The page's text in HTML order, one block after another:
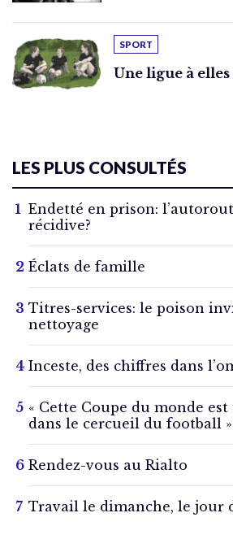
SPORT
Une ligue à elles
LES PLUS CONSULTÉS
Endetté en prison:
récidive?
Éclats de famille
Titres-services: le poison
nettoyage
Inceste, des chiffres dans
« Cette Coupe du monde
dans le cercueil du football »
Rendez-vous au Rialto
Travail le dimanche, le jour